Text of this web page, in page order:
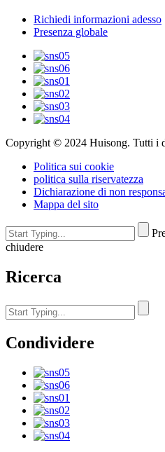
Richiedi informazioni adesso
Presenza globale
Copyright © 2024 Huisong. Tutti i
Politica sui cookie
politica sulla riservatezza
Dichiarazione di non
Mappa del sito
chiudere
Ricerca
Condividere